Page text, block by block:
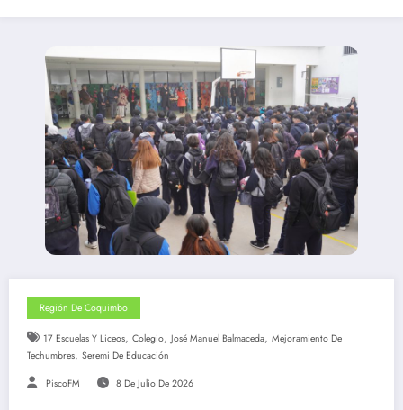
Región De Coquimbo
17 Escuelas Y Liceos, Colegio, José Manuel Balmaceda, Mejoramiento De
Techumbres, Seremi De Educación
PiscoFM 8 De Julio De 2026